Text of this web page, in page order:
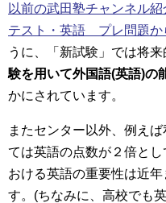
以前の武田塾チャンネル
テスト・英語 プレ問題か
うに、「新試験」では将来
験を用いて外国語(英語)の
かにされています。
またセンター以外、例え
ては英語の点数が２倍と
おける英語の重要性は近
す。(ちなみに、高校でも